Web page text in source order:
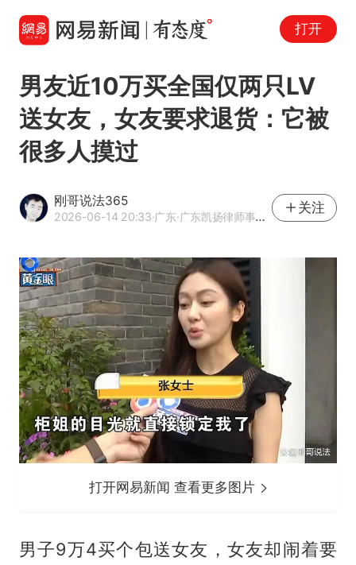
打开
男友近10万买全国仅两只LV
送女友，女友要求退货：它被
很多人摸过
刚哥说法365
2026-06-14 20:33·广东·广东凯扬律师事务所律师
关注
打开网易新闻 查看更多图片
男子9万4买个包送女友，女友却闹着要